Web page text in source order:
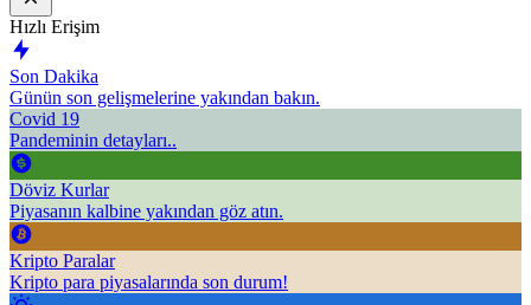
Hızlı Erişim
Son Dakika
Günün son gelişmelerine yakından bakın.
Covid 19
Pandeminin detayları..
Döviz Kurlar
Piyasanın kalbine yakından göz atın.
Kripto Paralar
Kripto para piyasalarında son durum!